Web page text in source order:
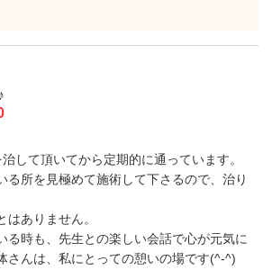
して頂いてから定期的に通っています。
る所を見極めて施術して下さるので、治り
ありません。
る時も、先生との楽しい会話で心が元気に
さんは、私にとっての憩いの場です(^-^)